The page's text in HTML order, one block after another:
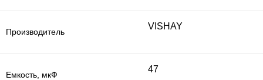
Производитель
VISHAY
Емкость, мкФ
47